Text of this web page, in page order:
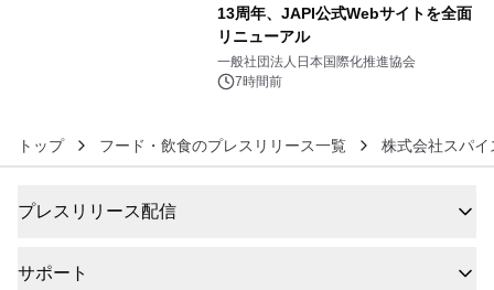
13周年、JAPI公式Webサイトを全面
リニューアル
一般社団法人日本国際化推進協会
7時間前
トップ フード・飲食のプレスリリース一覧 株式会社スパイ
プレスリリース配信
サポート